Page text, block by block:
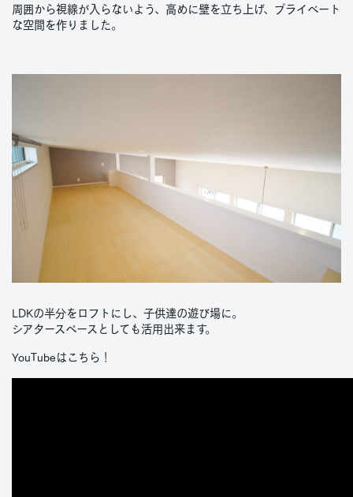
周囲から視線が入らないよう、高めに壁を立ち上げ、プライベート
な空間を作りました。
LDKの半分をロフトにし、子供達の遊び場に。
シアタースペースとしても活用出来ます。
YouTubeはこちら！